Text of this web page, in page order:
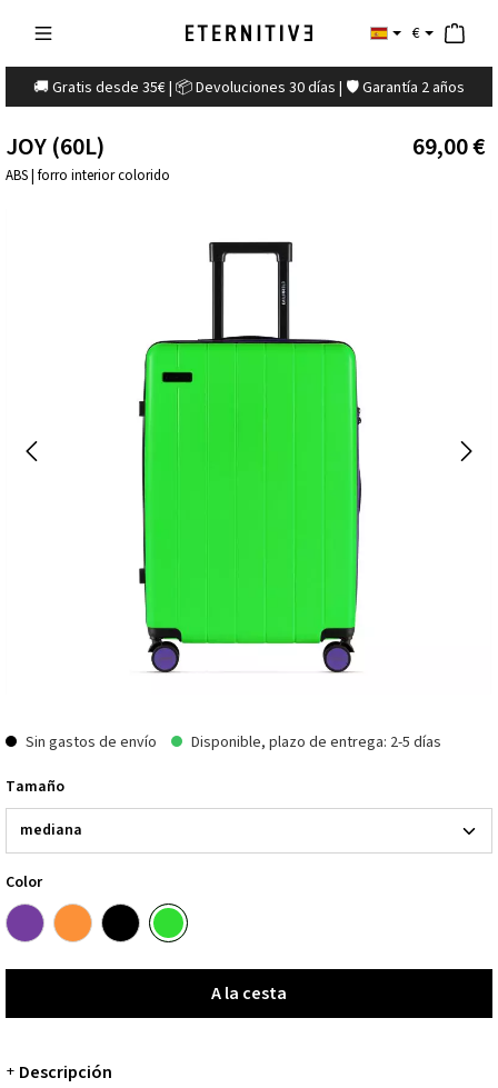
€
🚚 Gratis desde 35€ | 📦 Devoluciones 30 días | 🛡️ Garantía 2 años
JOY (60L)
ABS | forro interior colorido
69,00 €
Sin gastos de envío
Disponible, plazo de entrega: 2-5 días
Tamaño
Color
A la cesta
A la cesta
+ Descripción